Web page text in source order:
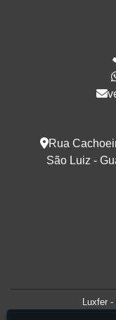
Rua
São Luiz -
Luxfer